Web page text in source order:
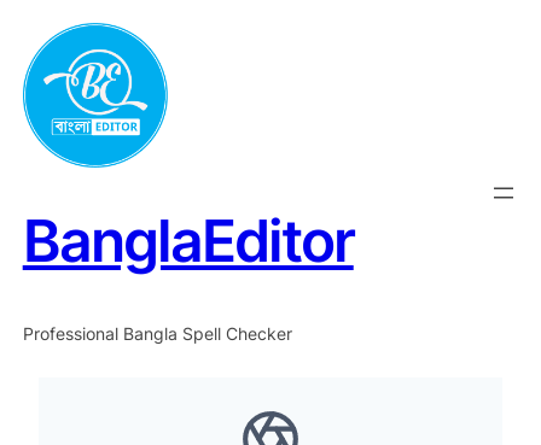
content
BanglaEditor
Professional Bangla Spell Checker